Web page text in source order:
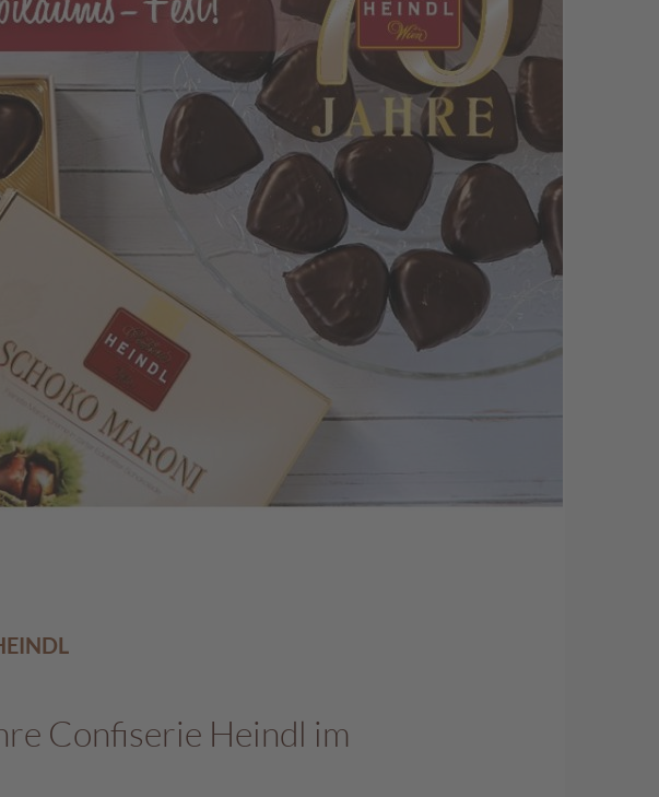
Confiserie Heindl im